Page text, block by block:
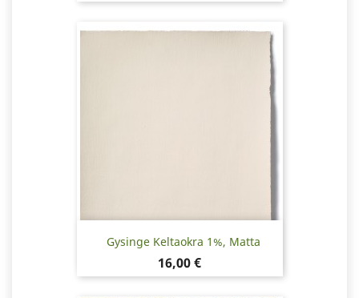
Gysinge Keltaokra 1%, Matta
Hinta
16,00 €